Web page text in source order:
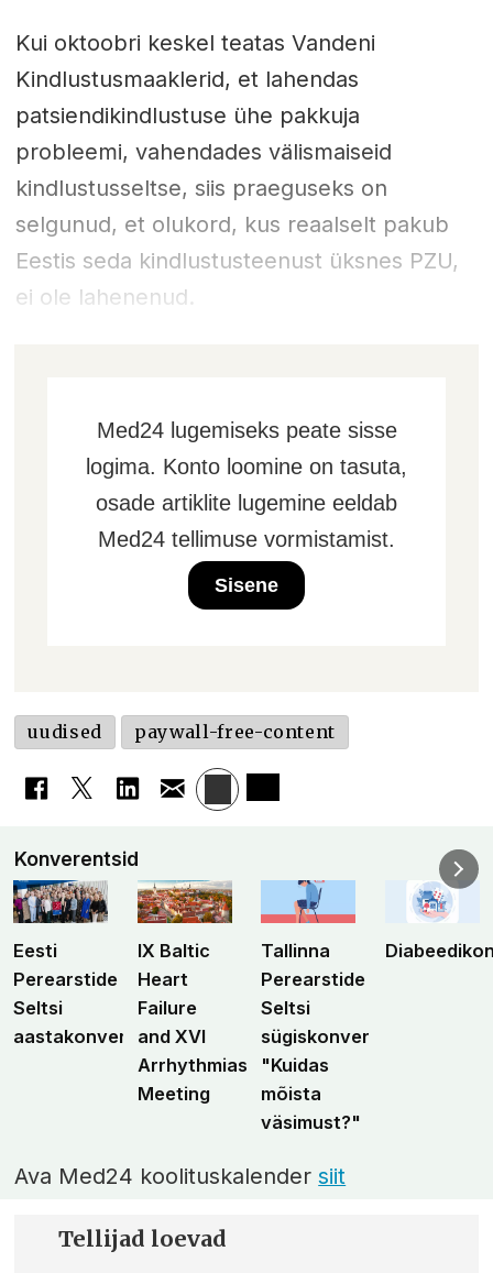
Kui oktoobri keskel teatas Vandeni
Kindlustusmaaklerid, et lahendas
patsiendikindlustuse ühe pakkuja
probleemi, vahendades välismaiseid
kindlustusseltse, siis praeguseks on
selgunud, et olukord, kus reaalselt pakub
Eestis seda kindlustusteenust üksnes PZU,
ei ole lahenenud.
Med24 lugemiseks peate sisse
logima. Konto loomine on tasuta,
osade artiklite lugemine eeldab
Med24 tellimuse vormistamist.
Sisene
uudised paywall-free-content
Konverentsid
Eesti
Perearstide
Seltsi
aastakonverents
IX Baltic
Heart
Failure
and XVI
Arrhythmias
Meeting
Tallinna
Perearstide
Seltsi
sügiskonverents
"Kuidas
mõista
väsimust?"
Ava Med24 koolituskalendersiit
Tellijad loevad